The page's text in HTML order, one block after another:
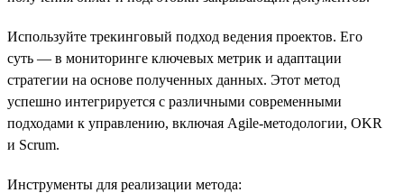
Используйте трекинговый подход ведения проектов. Его
суть — в мониторинге ключевых метрик и адаптации
стратегии на основе полученных данных. Этот метод
успешно интегрируется с различными современными
подходами к управлению, включая Agile-методологии, OKR
и Scrum.
Инструменты для реализации метода: